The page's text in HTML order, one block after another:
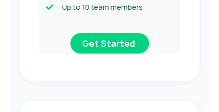
Up to 10 team members
Get Started